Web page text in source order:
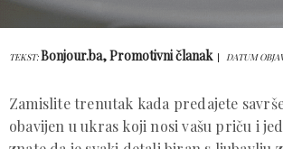
TEKST:Bonjour.ba, Promotivni članak DATUM
Zamislite trenutak kada predajete
obavijen u ukras koji nosi vašu priču i